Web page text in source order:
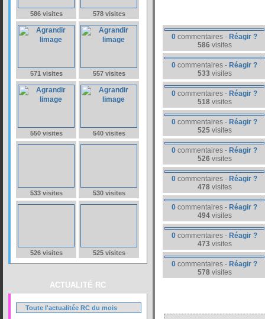
586 visites 578 visites
571 visites 557 visites
550 visites 540 visites
533 visites 530 visites
526 visites 525 visites
ACTUALITÉ RC
Toute l'actualitée RC du mois
0 commentaires - Réagir ?
586 visites
0 commentaires - Réagir ?
533 visites
0 commentaires - Réagir ?
518visites
0 commentaires - Réagir ?
525visites
0 commentaires - Réagir ?
526 visites
0 commentaires - Réagir ?
478visites
0 commentaires - Réagir ?
494visites
0 commentaires - Réagir ?
473 visites
0 commentaires - Réagir ?
578visites